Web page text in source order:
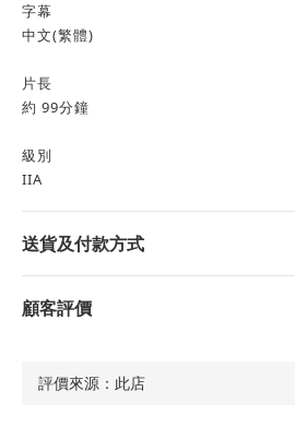
字幕
中文(繁體)
片長
約 99分鐘
級別
IIA
送貨及付款方式
顧客評價